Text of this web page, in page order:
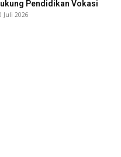
Pendidikan Vokasi
Juli 2026